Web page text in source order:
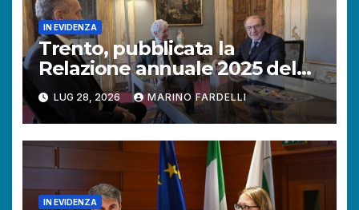
IN EVIDENZA
Trento, pubblicata la
Relazione annuale 2025 del
Difensore civico della
Provincia autonoma.
LUG 28, 2026 MARINO FARDELLI
IN EVIDENZA